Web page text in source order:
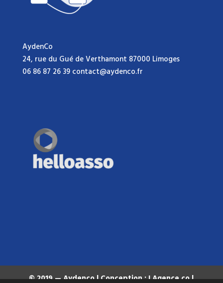
AydenCo
24, rue du Gué de Verthamont 87000 Limoges
06 86 87 26 39 contact@aydenco.fr
© 2019 —Aydenco| Conception :LAgence.co|